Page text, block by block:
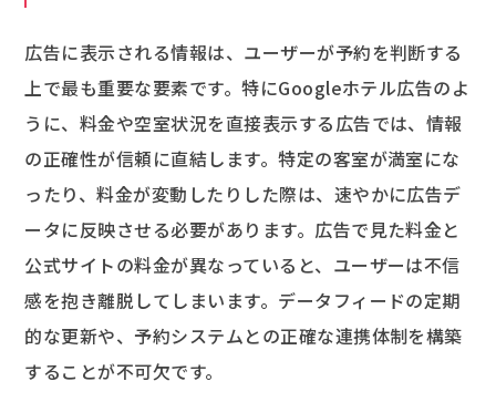
広告に表示される情報は、ユーザーが予約を判断する
上で最も重要な要素です。特にGoogleホテル広告のよ
うに、料金や空室状況を直接表示する広告では、情報
の正確性が信頼に直結します。特定の客室が満室にな
ったり、料金が変動したりした際は、速やかに広告デ
ータに反映させる必要があります。広告で見た料金と
公式サイトの料金が異なっていると、ユーザーは不信
感を抱き離脱してしまいます。データフィードの定期
的な更新や、予約システムとの正確な連携体制を構築
することが不可欠です。